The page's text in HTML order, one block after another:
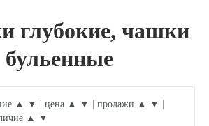
глубокие, чашки
бульенные
▲ ▼ цена ▲ ▼ продажи ▲ ▼
▲ ▼